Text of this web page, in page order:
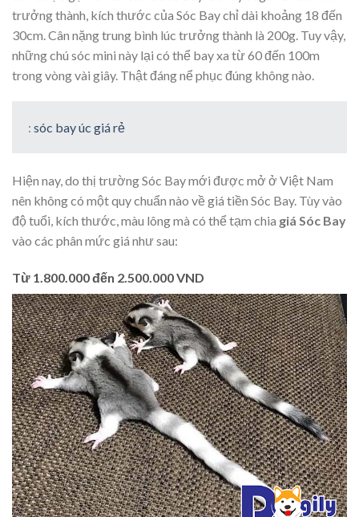
trưởng thành, kích thước của Sóc Bay chỉ dài khoảng 18 đến
30cm. Cân nặng trung bình lúc trưởng thành là 200g. Tuy vậy,
những chú sóc mini này lại có thể bay xa từ 60 đến 100m
trong vòng vài giây. Thật đáng nể phục đúng không nào.
: sóc bay úc giá rẻ
Hiện nay, do thị trường Sóc Bay mới được mở ở Việt Nam
nên không có một quy chuẩn nào về giá tiền Sóc Bay. Tùy vào
độ tuổi, kích thước, màu lông mà có thể tạm chia giá Sóc Bay
vào các phân mức giá như sau:
Từ 1.800.000 đến 2.500.000 VND